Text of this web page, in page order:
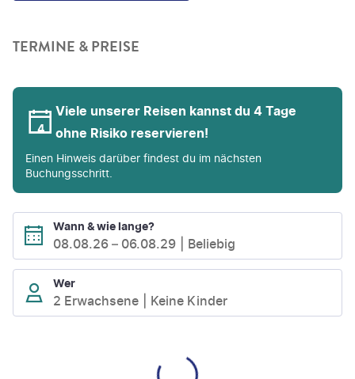
TERMINE & PREISE
Viele unserer Reisen kannst du 4 Tage
ohne Risiko reservieren!
Einen Hinweis darüber findest du im nächsten
Buchungsschritt.
Wann & wie lange?
08.08.26 – 06.08.29 Beliebig
Wer
2 Erwachsene Keine Kinder